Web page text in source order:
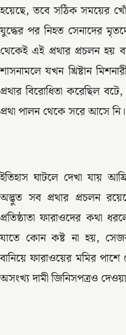
হয়েছে, তবে সঠিক সময়ের
যুদ্ধের পর নিহত সেনাদের
থেকেই এই প্রথার প্রচলন হয়
শাসনামলে যখন খ্রিষ্টান
প্রথার বিরোধিতা করেছিল
প্রথা পালন থেকে সরে আসে নি।
ইতিহাস ঘাটলে দেখা যায়
অদ্ভুত সব প্রথার প্রচলন
প্রতিষ্ঠাতা ফারাওদের কথা
যাতে কোন কষ্ট না হয়,
বানিয়ে ফারাওয়ের মমির
অসংখ্য দামী জিনিসপত্রও